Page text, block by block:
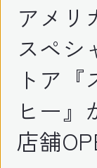
アメリ
スペシ
トア
ヒー』
店舗